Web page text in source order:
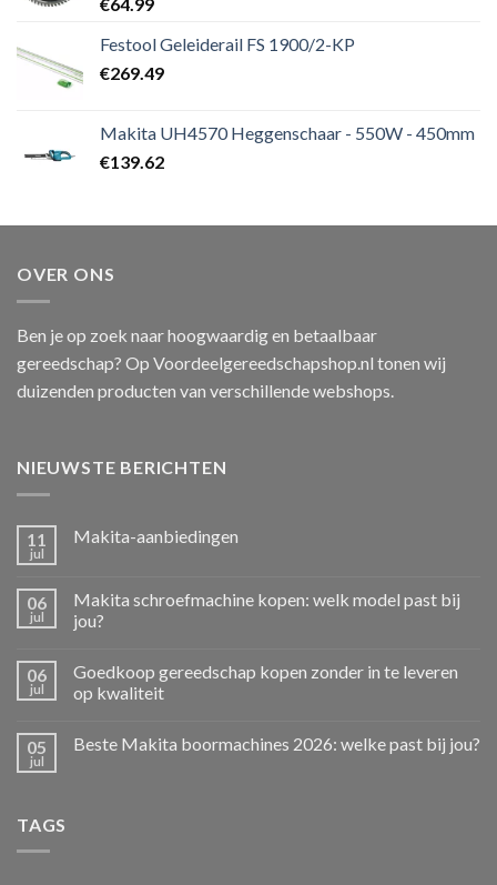
Festool Geleiderail FS 1900/2-KP
€269.49
Makita UH4570 Heggenschaar - 550W - 450mm
€139.62
OVER ONS
Ben je op zoek naar hoogwaardig en betaalbaar
gereedschap? Op Voordeelgereedschapshop.nl tonen wij
duizenden producten van verschillende webshops.
NIEUWSTE BERICHTEN
11
jul
Makita-aanbiedingen
06
jul
Makita schroefmachine kopen: welk model past bij
jou?
06
jul
Goedkoop gereedschap kopen zonder in te leveren
op kwaliteit
05
jul
Beste Makita boormachines 2026: welke past bij jou?
TAGS